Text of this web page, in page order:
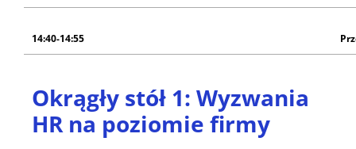
14:40-14:55
Okrągły stół 1: Wyzwania
HR na poziomie firmy